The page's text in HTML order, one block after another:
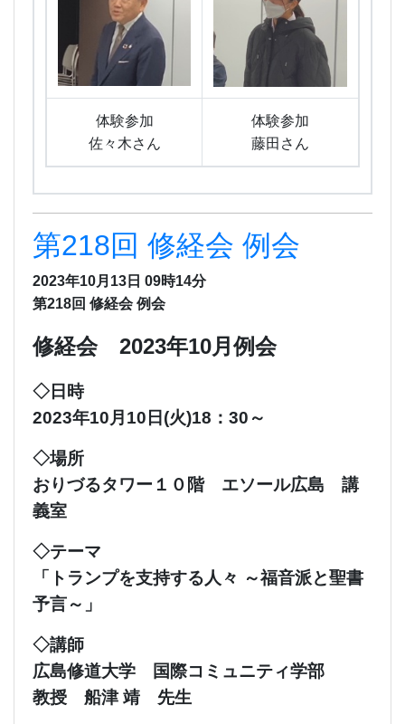
体験参加
佐々木さん
体験参加
藤田さん
第218回 修経会 例会
2023年10月13日 09時14分
第218回 修経会 例会
修経会 2023年10月例会
◇日時
2023年10月10日(火)18：30～
◇場所
おりづるタワー１０階 エソール広島 講
義室
◇テーマ
「トランプを支持する人々 ～福音派と聖書
予言～」
◇講師
広島修道大学 国際コミュニティ学部
教授 船津 靖 先生